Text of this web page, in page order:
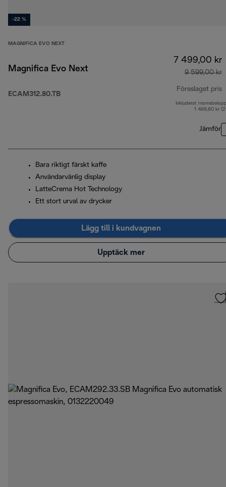
-22 %
MAGNIFICA EVO NEXT
Magnifica Evo Next
ECAM312.80.TB
7 499,00 kr
9 599,00 kr
Föreslaget pris
Inkluderat
1 499,80 kr
Jämför
Bara riktigt färskt kaffe
Användarvänlig display
LatteCrema Hot Technology
Ett stort urval av drycker
Lägg till i kundvagnen
Upptäck mer